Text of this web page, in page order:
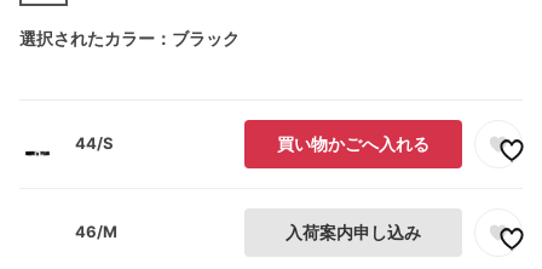
選択されたカラー：ブラック
44/S 買い物かごへ入れる
46/M 入荷案内申し込み